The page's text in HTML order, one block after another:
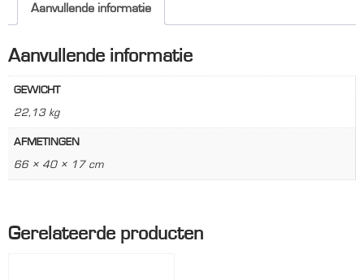
IP
Aanvullende informatie
Aanvullende informatie
GEWICHT
22,13 kg
AFMETINGEN
66 × 40 × 17 cm
Gerelateerde producten